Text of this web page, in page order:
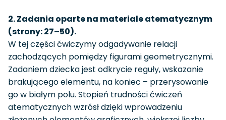
2. Zadania oparte na materiale atematycznym
(strony: 27–50).
W tej części ćwiczymy odgadywanie relacji
zachodzących pomiędzy figurami geometrycznymi.
Zadaniem dziecka jest odkrycie reguły, wskazanie
brakującego elementu, na koniec – przerysowanie
go w białym polu. Stopień trudności ćwiczeń
atematycznych wzrósł dzięki wprowadzeniu